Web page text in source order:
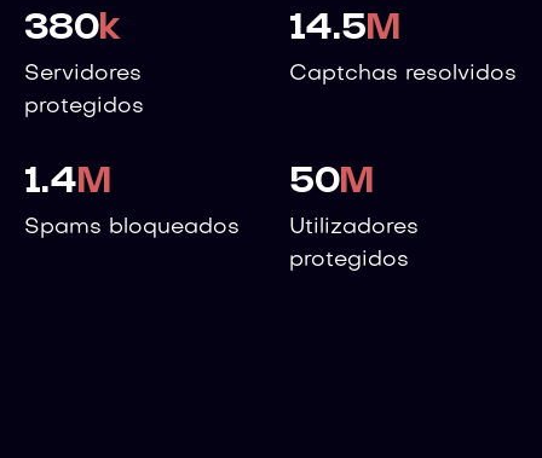
380k
Servidores
protegidos
14.5 M
Captchas resolvidos
1.4 M
Spams bloqueados
50M
Utilizadores
protegidos